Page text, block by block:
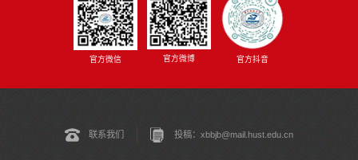
官方微信 官方微博 官方抖音
联系我们 投稿：xbbjb@mail.hust.edu.cn